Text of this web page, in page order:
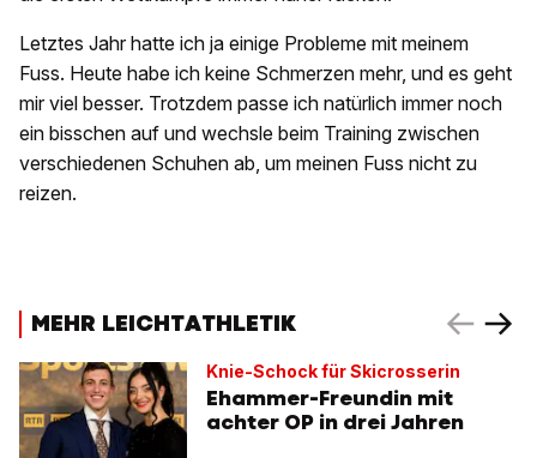
Letztes Jahr hatte ich ja einige Probleme mit meinem
Fuss. Heute habe ich keine Schmerzen mehr, und es geht
mir viel besser. Trotzdem passe ich natürlich immer noch
ein bisschen auf und wechsle beim Training zwischen
verschiedenen Schuhen ab, um meinen Fuss nicht zu
reizen.
MEHR LEICHTATHLETIK
Knie-Schock für Skicrosserin
Ehammer-Freundin mit
achter OP in drei Jahren